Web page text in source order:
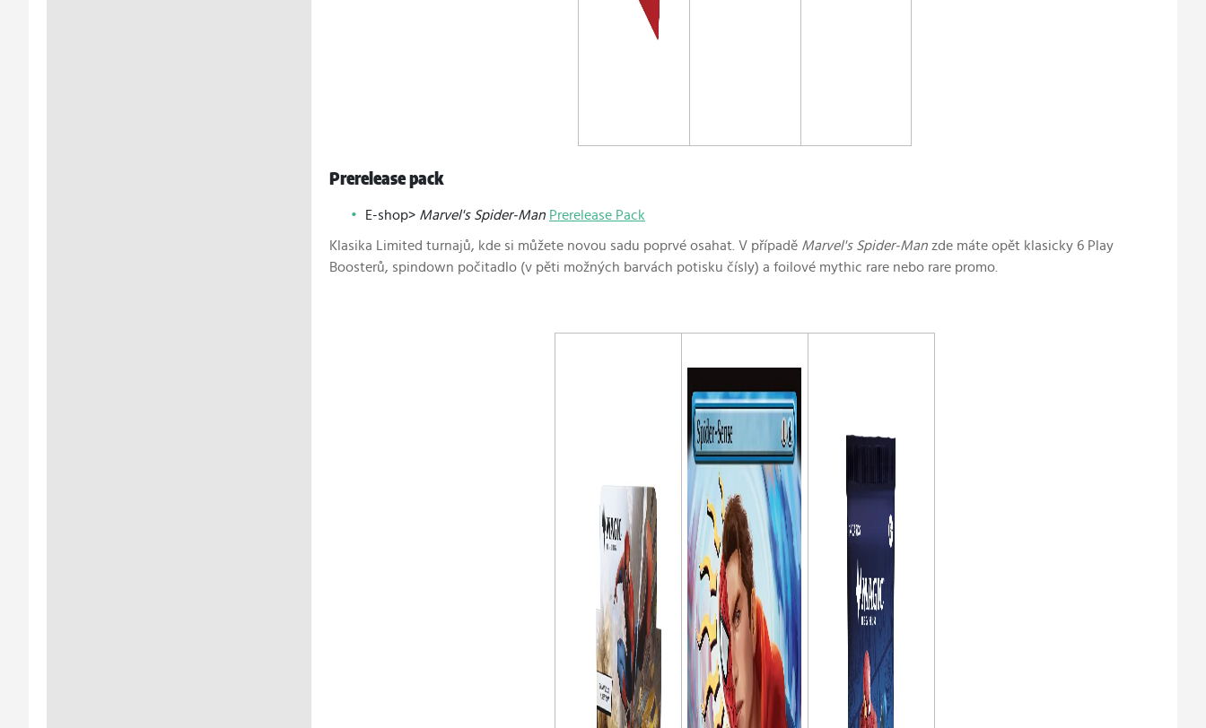
Prerelease pack
E-shop> Marvel's Spider-Man Prerelease Pack
Klasika Limited turnajů, kde si můžete novou sadu poprvé osahat. V případě Marvel's Spider-Man zde máte opět klasicky 6 Play
Boosterů, spindown počitadlo (v pěti možných barvách potisku čísly) a foilové mythic rare nebo rare promo.